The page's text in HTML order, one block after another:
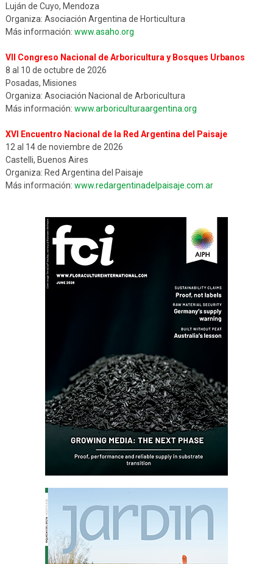
Luján de Cuyo, Mendoza
Organiza: Asociación Argentina de Horticultura
Más información: www.asaho.org
VII Congreso Nacional de Arboricultura y Bosques Urbanos
8 al 10 de octubre de 2026
Posadas, Misiones
Organiza: Asociación Nacional de Arboricultura
Más información: www.arboriculturaargentina.org
XVI Encuentro Nacional de la Red Argentina del Paisaje
12 al 14 de noviembre de 2026
Castelli, Buenos Aires
Organiza: Red Argentina del Paisaje
Más información: www.redargentinadelpaisaje.com.ar